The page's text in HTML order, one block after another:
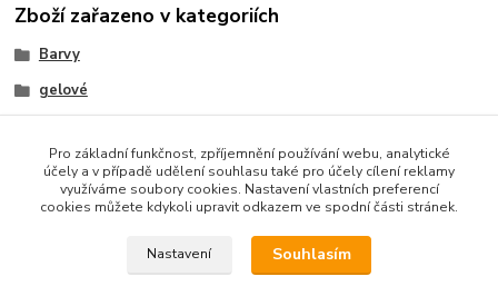
Zboží zařazeno v kategoriích
Barvy
gelové
vystavit kupujícímu účtenku. Zároveň je povinen zaevidovat
přijatou tržbu u správce daně online; v případě technického
Pro základní funkčnost, zpříjemnění používání webu, analytické
účely a v případě udělení souhlasu také pro účely cílení reklamy
využíváme soubory cookies. Nastavení vlastních preferencí
cookies můžete kdykoli upravit odkazem ve spodní části stránek.
Nastavení Souhlasím